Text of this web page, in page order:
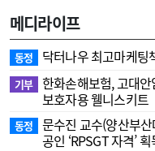
메디라이프
동정 닥터나우 최고마케팅
기부 한화손해보험, 고대
보호자용 웰니스키트
동정
문수진 교수( 양산부
공인 ‘RPSGT 자격’